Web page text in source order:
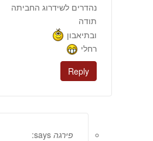
נהדרים לשידרוג החביתה
תודה
ובתיאבון
רחלי
Reply
פירגה says: